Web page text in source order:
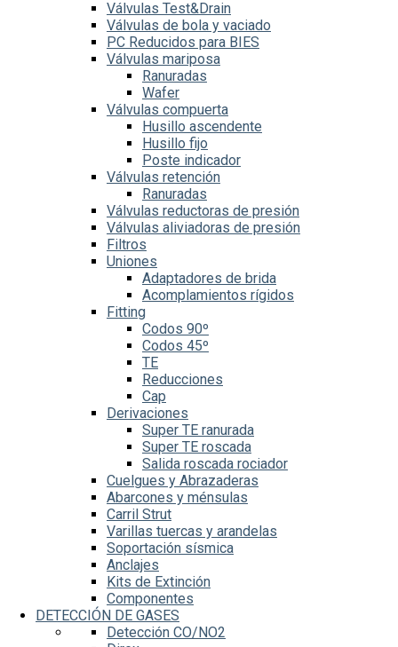
Válvulas Test&Drain
Válvulas de bola y vaciado
PC Reducidos para BIES
Válvulas mariposa
Ranuradas
Wafer
Válvulas compuerta
Husillo ascendente
Husillo fijo
Poste indicador
Válvulas retención
Ranuradas
Válvulas reductoras de presión
Válvulas aliviadoras de presión
Filtros
Uniones
Adaptadores de brida
Acomplamientos rígidos
Fitting
Codos 90º
Codos 45º
TE
Reducciones
Cap
Derivaciones
Super TE ranurada
Super TE roscada
Salida roscada rociador
Cuelgues y Abrazaderas
Abarcones y ménsulas
Carril Strut
Varillas tuercas y arandelas
Soportación sísmica
Anclajes
Kits de Extinción
Componentes
DETECCIÓN DE GASES
Detección CO/NO2